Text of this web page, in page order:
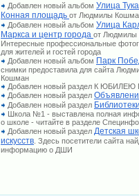
Добавлен новый альбом Улица
Конная площадь от Людмилы
Добавлен новый альбом Улица
Маркса и центр города от Людмилы
Интересные профессиональные
для жителей и гостей города
Добавлен новый альбом Парк
снимки предоставила для сайта
Кошман
Добавлен новый раздел К
Добавлен новый раздел
Добавлен новый раздел Библиотеки
Школа №1 - выставлена полная
о школе - читайте в разделе
Добавлен новый раздел Детская
искусств . Здесь посетители сайта
информацию о ДШИ